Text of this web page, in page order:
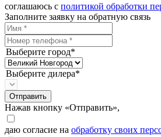
соглашаюсь с политикой обработки
Заполните заявку на обратную связь
Выберите город*
Выберите дилера*
Отправить
Нажав кнопку «Отправить»,
даю согласие на обработку своих